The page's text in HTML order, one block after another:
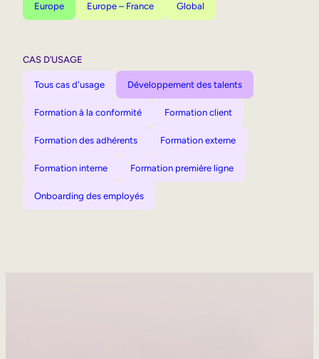
Europe Europe – France Global
CAS D’USAGE
Tous cas d'usage Développement des talents
Formation à la conformité Formation client
Formation des adhérents Formation externe
Formation interne Formation première ligne
Onboarding des employés